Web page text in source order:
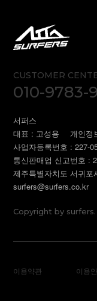
CUSTOMER
010-9783-
서퍼스
대표 : 고성용
개인정
사업자등록번호 : 227-
통신판매업 신고번호 :
제주특별자치도 서귀포
surfers@surfers.co.kr
Copyright by
이용약관 이용